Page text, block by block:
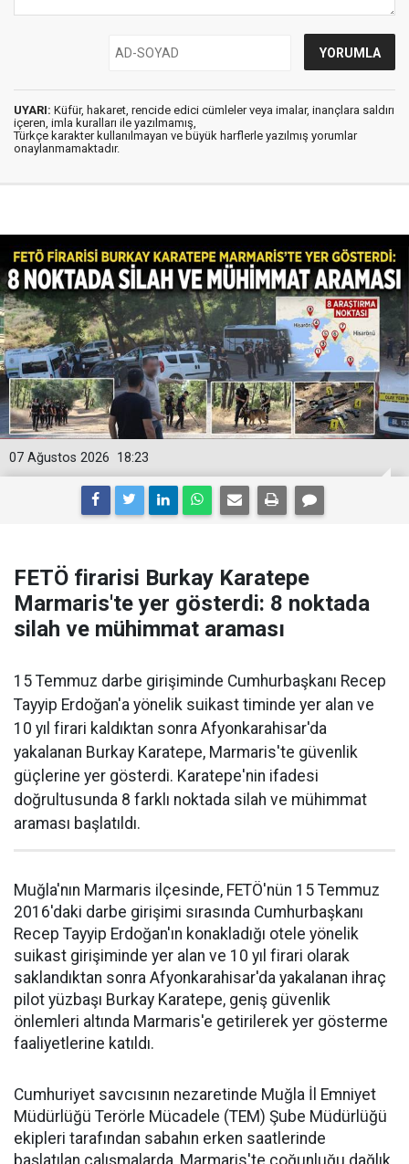
UYARI: Küfür, hakaret, rencide edici cümleler veya imalar, inançlara saldırı
içeren, imla kuralları ile yazılmamış,
Türkçe karakter kullanılmayan ve büyük harflerle yazılmış yorumlar
onaylanmamaktadır.
18:23
07 Ağustos 2026
FETÖ firarisi Burkay Karatepe
Marmaris'te yer gösterdi: 8 noktada
silah ve mühimmat araması
15 Temmuz darbe girişiminde Cumhurbaşkanı Recep
Tayyip Erdoğan'a yönelik suikast timinde yer alan ve
10 yıl firari kaldıktan sonra Afyonkarahisar'da
yakalanan Burkay Karatepe, Marmaris'te güvenlik
güçlerine yer gösterdi. Karatepe'nin ifadesi
doğrultusunda 8 farklı noktada silah ve mühimmat
araması başlatıldı.
Muğla'nın Marmaris ilçesinde, FETÖ'nün 15 Temmuz
2016'daki darbe girişimi sırasında Cumhurbaşkanı
Recep Tayyip Erdoğan'ın konakladığı otele yönelik
suikast girişiminde yer alan ve 10 yıl firari olarak
saklandıktan sonra Afyonkarahisar'da yakalanan ihraç
pilot yüzbaşı Burkay Karatepe, geniş güvenlik
önlemleri altında Marmaris'e getirilerek yer gösterme
faaliyetlerine katıldı.
Cumhuriyet savcısının nezaretinde Muğla İl Emniyet
Müdürlüğü Terörle Mücadele (TEM) Şube Müdürlüğü
ekipleri tarafından sabahın erken saatlerinde